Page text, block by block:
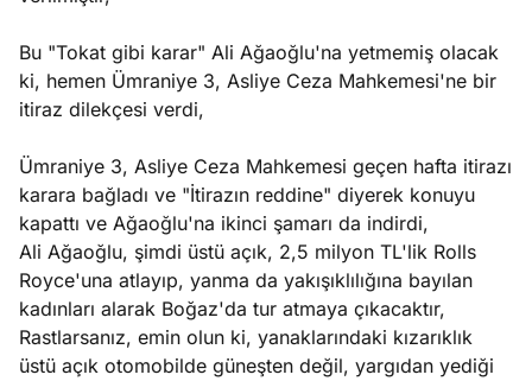
Bu "Tokat gibi karar" Ali Ağaoğlu'na yetmemiş olacak
ki, hemen Ümraniye 3, Asliye Ceza Mahkemesi'ne bir
itiraz dilekçesi verdi,
Ümraniye 3, Asliye Ceza Mahkemesi geçen hafta itirazı
karara bağladı ve "İtirazın reddine" diyerek konuyu
kapattı ve Ağaoğlu'na ikinci şamarı da indirdi,
Ali Ağaoğlu, şimdi üstü açık, 2,5 milyon TL'lik Rolls
Royce'una atlayıp, yanma da yakışıklılığına bayılan
kadınları alarak Boğaz'da tur atmaya çıkacaktır,
Rastlarsanız, emin olun ki, yanaklarındaki kızarıklık
üstü açık otomobilde güneşten değil, yargıdan yediği